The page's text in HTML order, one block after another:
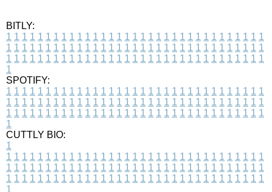
BITLY:
1 1 1 1 1 1 1 1 1 1 1 1 1 1 1 1 1 1 1 1 1 1 1 1 1 1 1 1 1 1 1 1 1
1 1 1 1 1 1 1 1 1 1 1 1 1 1 1 1 1 1 1 1 1 1 1 1 1 1 1 1 1 1 1 1 1
1 1 1 1 1 1 1 1 1 1 1 1 1 1 1 1 1 1 1 1 1 1 1 1 1 1 1 1 1 1 1 1 1
1
SPOTIFY:
1 1 1 1 1 1 1 1 1 1 1 1 1 1 1 1 1 1 1 1 1 1 1 1 1 1 1 1 1 1 1 1 1
1 1 1 1 1 1 1 1 1 1 1 1 1 1 1 1 1 1 1 1 1 1 1 1 1 1 1 1 1 1 1 1 1
1 1 1 1 1 1 1 1 1 1 1 1 1 1 1 1 1 1 1 1 1 1 1 1 1 1 1 1 1 1 1 1 1
1
CUTTLY BIO:
1
1 1 1 1 1 1 1 1 1 1 1 1 1 1 1 1 1 1 1 1 1 1 1 1 1 1 1 1 1 1 1 1 1
1 1 1 1 1 1 1 1 1 1 1 1 1 1 1 1 1 1 1 1 1 1 1 1 1 1 1 1 1 1 1 1 1
1 1 1 1 1 1 1 1 1 1 1 1 1 1 1 1 1 1 1 1 1 1 1 1 1 1 1 1 1 1 1 1 1
1